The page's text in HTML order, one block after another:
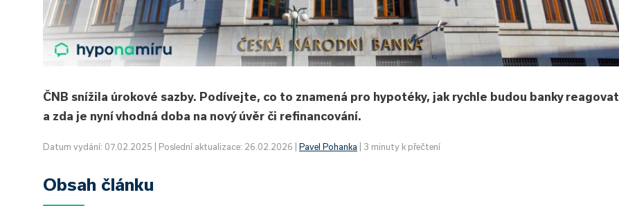
ČNB snížila úrokové sazby. Podívejte, co to znamená pro hypotéky, jak rychle budou banky reagovat
a zda je nyní vhodná doba na nový úvěr či refinancování.
Datum vydání: 07.02.2025 | Poslední aktualizace: 26.02.2026 | Pavel Pohanka | 3 minuty k přečtení
Obsah článku